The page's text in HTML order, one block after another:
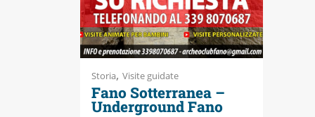
Storia, Visite guidate
Fano Sotterranea –
Underground Fano